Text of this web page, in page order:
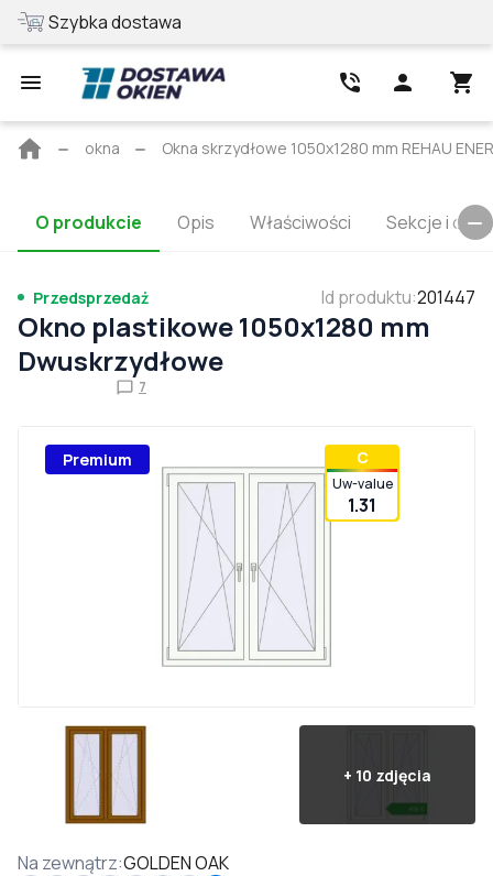
Szybka dostawa
Strona
okna Okna skrzydłowe 1050x1280 mm REHAU
O produkcie Opis Właściwości Sekcje i
Przedsprzedaż Id produktu:201447
Okno plastikowe 1050x1280 mm
Dwuskrzydłowe
7
Premium С
Uw-value
1.31
+ 10 zdjęcia
Na zewnątrz:GOLDEN OAK